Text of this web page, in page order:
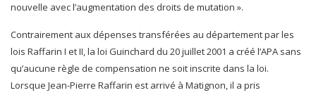
nouvelle avec l’augmentation des droits de mutation ».
Contrairement aux dépenses transférées au département par les
lois Raffarin I et II, la loi Guinchard du 20 juillet 2001 a créé l’APA sans
qu’aucune règle de compensation ne soit inscrite dans la loi.
Lorsque Jean-Pierre Raffarin est arrivé à Matignon, il a pris